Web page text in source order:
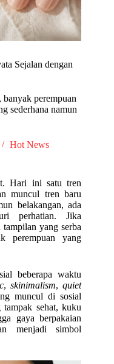
Sejalan dengan
perempuan
sederhana namun
Hot News
Hari ini satu tren
muncul tren baru
belakangan, ada
perhatian. Jika
yang serba
perempuan yang
beberapa waktu
,skinimalism,quiet
muncul di sosial
sehat, kuku
gaya berpakaian
menjadi simbol